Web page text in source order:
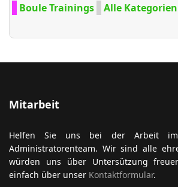
Boule Trainings
Alle
Mitarbeit
Helfen Sie uns bei der Arbeit im
Administratorenteam. Wir sind alle
würden uns über Untersützung
einfach über unser Kontaktformular.